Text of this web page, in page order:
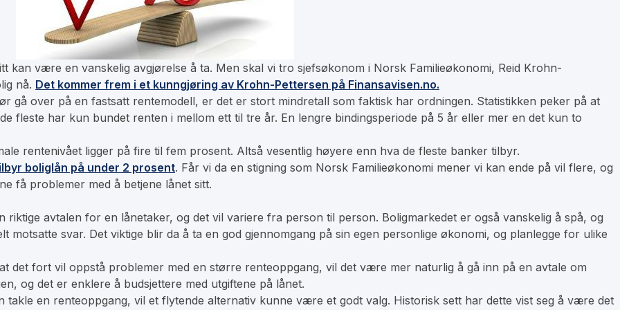
kan være en vanskelig avgjørelse å ta. Men skal vi tro sjefsøkonom i Norsk Familieøkonomi, Reid Krohn-
nå. Det kommer frem i et kunngjøring av Krohn-Pettersen på Finansavisen.no.
gå over på en fastsatt rentemodell, er det er stort mindretall som faktisk har ordningen. Statistikken peker på at
fleste har kun bundet renten i mellom ett til tre år. En lengre bindingsperiode på 5 år eller mer en det kun to
rentenivået ligger på fire til fem prosent. Altså vesentlig høyere enn hva de fleste banker tilbyr.
boliglån på under 2 prosent. Får vi da en stigning som Norsk Familieøkonomi mener vi kan ende på vil flere, og
få problemer med å betjene lånet sitt.
avtalen for en lånetaker, og det vil variere fra person til person. Boligmarkedet er også vanskelig å spå, og
svar. Det viktige blir da å ta en god gjennomgang på sin egen personlige økonomi, og planlegge for ulike
det fort vil oppstå problemer med en større renteoppgang, vil det være mer naturlig å gå inn på en avtale om
og det er enklere å budsjettere med utgiftene på lånet.
en renteoppgang, vil et flytende alternativ kunne være et godt valg. Historisk sett har dette vist seg å være det